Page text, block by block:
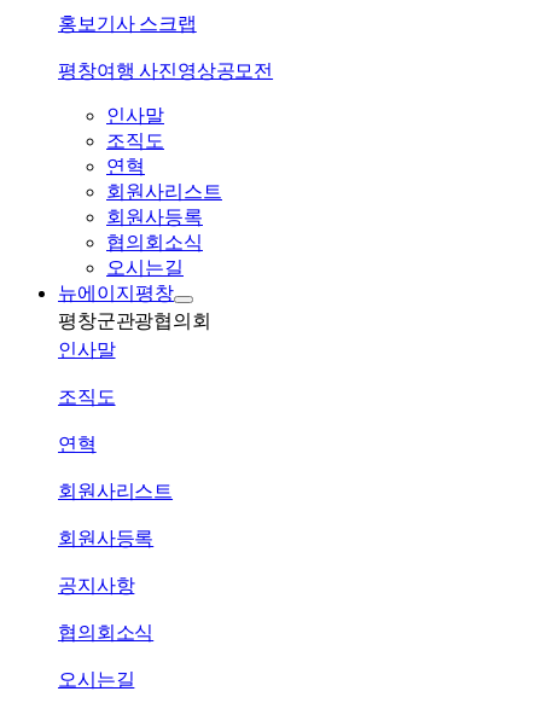
홍보기사 스크랩
평창여행 사진영상공모전
인사말
조직도
연혁
회원사리스트
회원사등록
협의회소식
오시는길
뉴에이지평창
평창군관광협의회
인사말
조직도
연혁
회원사리스트
회원사등록
공지사항
협의회소식
오시는길